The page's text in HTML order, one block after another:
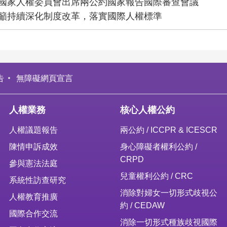
持續深化制度改革，落實國際人權標準
無障礙網頁宣言
人權業務
人權議題報告
陳情申訴成效
參與憲法法庭
系統性訪查研究
人權教育推廣
國際合作交流
核心人權公約
兩公約 / ICCPR & ICESCR
身心障礙者權利公約 /
CRPD
兒童權利公約 / CRC
消除對婦女一切形式歧視公
約 / CEDAW
消除一切形式種族歧視國際